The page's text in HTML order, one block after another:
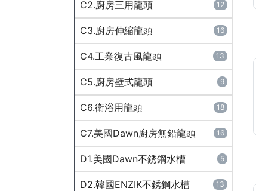
C2.廚房三用龍頭 12
C3.廚房伸縮龍頭 16
C4.工業復古風龍頭 13
C5.廚房壁式龍頭 9
C6.衛浴用龍頭 18
C7.美國Dawn廚房無鉛龍頭 16
D1.美國Dawn不銹鋼水槽 5
D2.韓國ENZIK不銹鋼水槽 13